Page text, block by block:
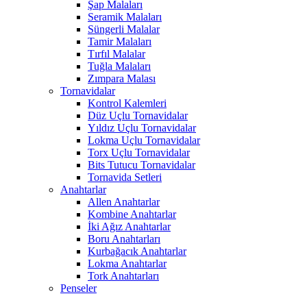
Şap Malaları
Seramik Malaları
Süngerli Malalar
Tamir Malaları
Tırfıl Malalar
Tuğla Malaları
Zımpara Malası
Tornavidalar
Kontrol Kalemleri
Düz Uçlu Tornavidalar
Yıldız Uçlu Tornavidalar
Lokma Uçlu Tornavidalar
Torx Uçlu Tornavidalar
Bits Tutucu Tornavidalar
Tornavida Setleri
Anahtarlar
Allen Anahtarlar
Kombine Anahtarlar
İki Ağız Anahtarlar
Boru Anahtarları
Kurbağacık Anahtarlar
Lokma Anahtarlar
Tork Anahtarları
Penseler